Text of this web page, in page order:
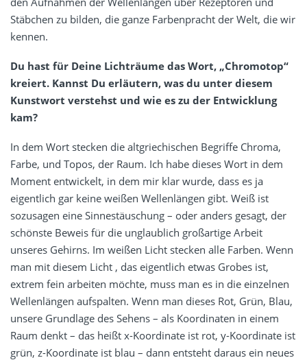
Stäbchen zu bilden, die ganze Farbenpracht der Welt, die wir
kennen.
Du hast für Deine Lichträume das Wort, „Chromotop“
kreiert. Kannst Du erläutern, was du unter diesem
Kunstwort verstehst und wie es zu der Entwicklung
kam?
In dem Wort stecken die altgriechischen Begriffe Chroma,
Farbe, und Topos, der Raum. Ich habe dieses Wort in dem
Moment entwickelt, in dem mir klar wurde, dass es ja
eigentlich gar keine weißen Wellenlängen gibt. Weiß ist
sozusagen eine Sinnestäuschung – oder anders gesagt, der
schönste Beweis für die unglaublich großartige Arbeit
unseres Gehirns. Im weißen Licht stecken alle Farben. Wenn
man mit diesem Licht , das eigentlich etwas Grobes ist,
extrem fein arbeiten möchte, muss man es in die einzelnen
Wellenlängen aufspalten. Wenn man dieses Rot, Grün, Blau,
unsere Grundlage des Sehens – als Koordinaten in einem
Raum denkt – das heißt x-Koordinate ist rot, y-Koordinate ist
grün, z-Koordinate ist blau – dann entsteht daraus ein neues